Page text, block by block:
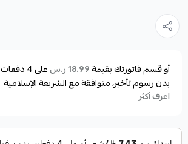
أو قسم فاتورتك بقيمة18.99 ر.س على4دفعات
بدون رسوم تأخير، متوافقة مع الشريعة الإسلامية
اعرف أكثر